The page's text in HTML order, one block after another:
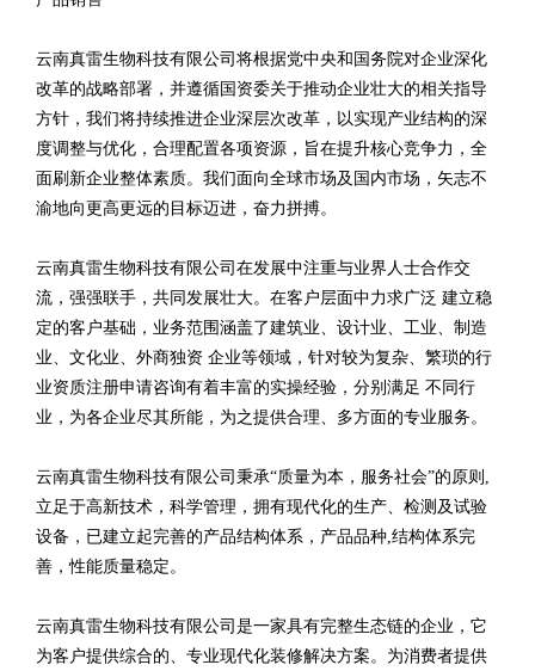
云南真雷生物科技有限公司将根据党中央和国务院对企业深化
改革的战略部署，并遵循国资委关于推动企业壮大的相关指导
方针，我们将持续推进企业深层次改革，以实现产业结构的深
度调整与优化，合理配置各项资源，旨在提升核心竞争力，全
面刷新企业整体素质。我们面向全球市场及国内市场，矢志不
渝地向更高更远的目标迈进，奋力拼搏。
云南真雷生物科技有限公司在发展中注重与业界人士合作交
流，强强联手，共同发展壮大。在客户层面中力求广泛 建立稳
定的客户基础，业务范围涵盖了建筑业、设计业、工业、制造
业、文化业、外商独资 企业等领域，针对较为复杂、繁琐的行
业资质注册申请咨询有着丰富的实操经验，分别满足 不同行
业，为各企业尽其所能，为之提供合理、多方面的专业服务。
云南真雷生物科技有限公司秉承“质量为本，服务社会”的原则,
立足于高新技术，科学管理，拥有现代化的生产、检测及试验
设备，已建立起完善的产品结构体系，产品品种,结构体系完
善，性能质量稳定。
云南真雷生物科技有限公司是一家具有完整生态链的企业，它
为客户提供综合的、专业现代化装修解决方案。为消费者提供